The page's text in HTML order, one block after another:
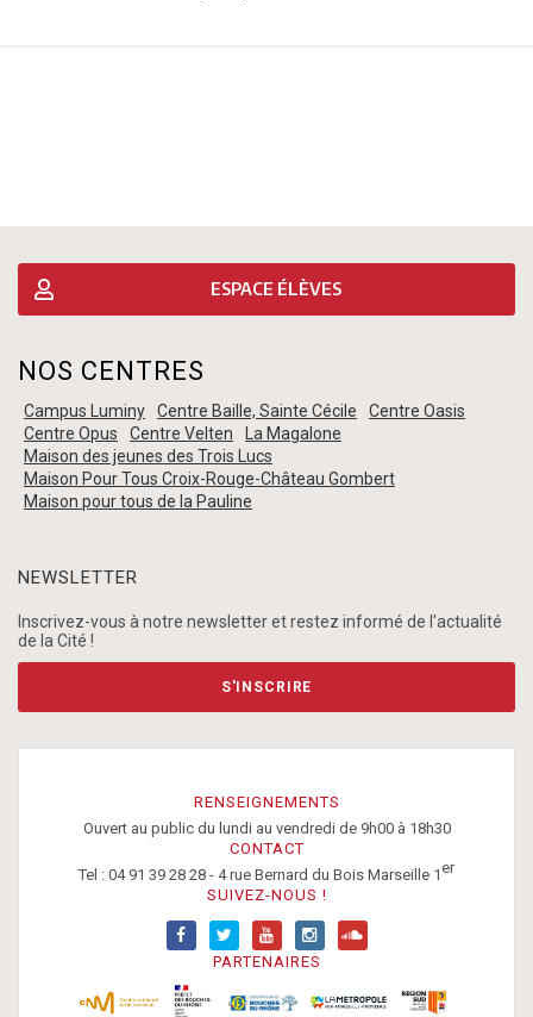
ESPACE ÉLÈVES
NOS CENTRES
Campus Luminy Centre Baille, Sainte Cécile
Centre Oasis
Centre Opus
Centre Velten
La Magalone
Maison des jeunes des Trois Lucs
Maison Pour Tous Croix-Rouge-Château Gombert
Maison pour tous de la Pauline
NEWSLETTER
Inscrivez-vous à notre newsletter et restez informé de l'actualité
de la Cité !
S'INSCRIRE
RENSEIGNEMENTS
Ouvert au public du lundi au vendredi de 9h00 à 18h30
CONTACT
Tel : 04 91 39 28 28 - 4 rue Bernard du Bois Marseille 1er
SUIVEZ-NOUS !
PARTENAIRES